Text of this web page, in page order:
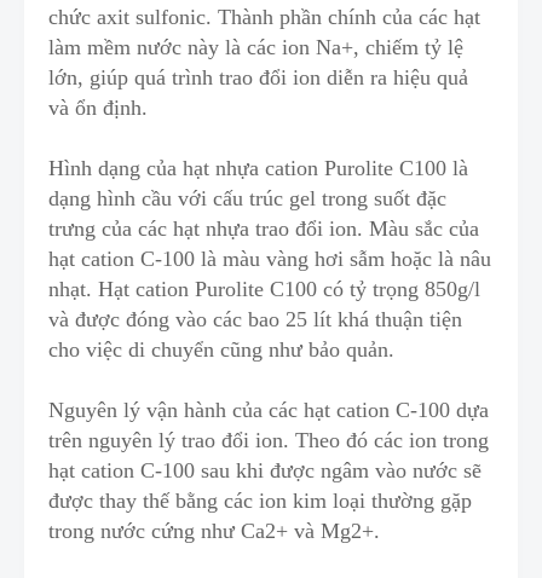
chức axit sulfonic. Thành phần chính của các hạt
làm mềm nước này là các ion Na+, chiếm tỷ lệ
lớn, giúp quá trình trao đổi ion diễn ra hiệu quả
và ổn định.
Hình dạng của hạt nhựa cation Purolite C100 là
dạng hình cầu với cấu trúc gel trong suốt đặc
trưng của các hạt nhựa trao đổi ion. Màu sắc của
hạt cation C-100 là màu vàng hơi sẫm hoặc là nâu
nhạt. Hạt cation Purolite C100 có tỷ trọng 850g/l
và được đóng vào các bao 25 lít khá thuận tiện
cho việc di chuyển cũng như bảo quản.
Nguyên lý vận hành của các hạt cation C-100 dựa
trên nguyên lý trao đổi ion. Theo đó các ion trong
hạt cation C-100 sau khi được ngâm vào nước sẽ
được thay thế bằng các ion kim loại thường gặp
trong nước cứng như Ca2+ và Mg2+.